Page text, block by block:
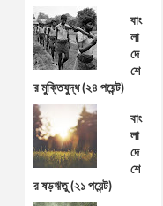
বাং
লা
দে
শে
র মুক্তিযুদ্ধ (২৪ পয়েন্ট)
বাং
লা
দে
শে
র ষড়ঋতু (২১ পয়েন্ট)